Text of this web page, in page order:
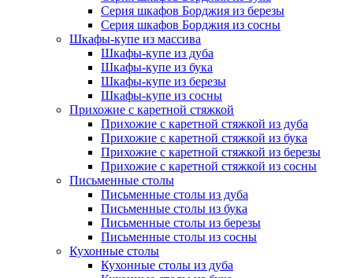
Серия шкафов Борджия из березы
Серия шкафов Борджия из сосны
Шкафы-купе из массива
Шкафы-купе из дуба
Шкафы-купе из бука
Шкафы-купе из березы
Шкафы-купе из сосны
Прихожие с каретной стяжкой
Прихожие с каретной стяжкой из дуба
Прихожие с каретной стяжкой из бука
Прихожие с каретной стяжкой из березы
Прихожие с каретной стяжкой из сосны
Письменные столы
Письменные столы из дуба
Письменные столы из бука
Письменные столы из березы
Письменные столы из сосны
Кухонные столы
Кухонные столы из дуба